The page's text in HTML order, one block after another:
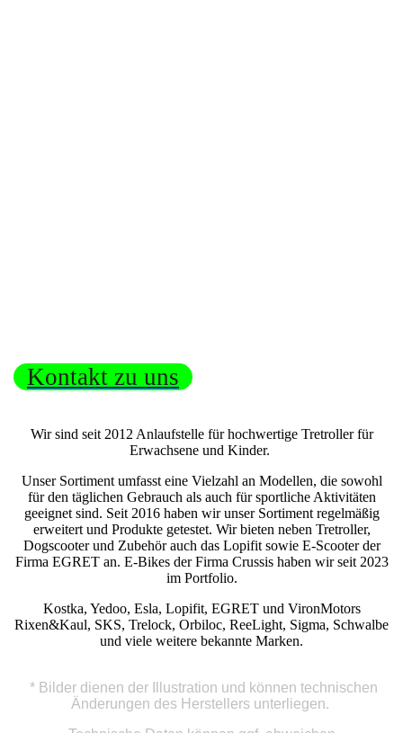
Kontakt zu uns
Wir sind seit 2012 Anlaufstelle für hochwertige Tretroller für
Erwachsene und Kinder.
Unser Sortiment umfasst eine Vielzahl an Modellen, die sowohl
für den täglichen Gebrauch als auch für sportliche Aktivitäten
geeignet sind. Seit 2016 haben wir unser Sortiment regelmäßig
erweitert und Produkte getestet. Wir bieten neben Tretroller,
Dogscooter und Zubehör auch das Lopifit sowie E-Scooter der
Firma EGRET an. E-Bikes der Firma Crussis haben wir seit 2023
im Portfolio.
Kostka, Yedoo, Esla, Lopifit, EGRET und VironMotors
Rixen&Kaul, SKS, Trelock, Orbiloc, ReeLight, Sigma, Schwalbe
und viele weitere bekannte Marken.
* Bilder dienen der Illustration und können technischen
Änderungen des Herstellers unterliegen.